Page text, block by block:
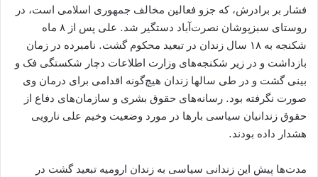
فشار بر برادرش، که جزو فعالین مخالف جمهوری اسلامی است، در
روستای سبزپوشان نصرت‌آباد دستگیر شد. علی پس از ۸ ماه
شکنجه به ۱۸ سال زندان در تبعید محکوم گشت. نامبرده در زمان
بازداشت و در زیر شکنجه‌های وزارت اطلاعات دچار شکستگی فک و
بینی گشت و در طی سالها زندان هیچ‌گونه اقدامی برای درمان وی
صورت نگرفته بود. رسانه‌های حقوق بشری و سازمان‌های دفاع از
حقوق زندانیان سیاسی بارها در مورد وضعیت وخیم علی نارویی
هشدار داده بودند.
مدت‌ها پیش این زندانی سیاسی به زندان ارومیه تبعید گشت در